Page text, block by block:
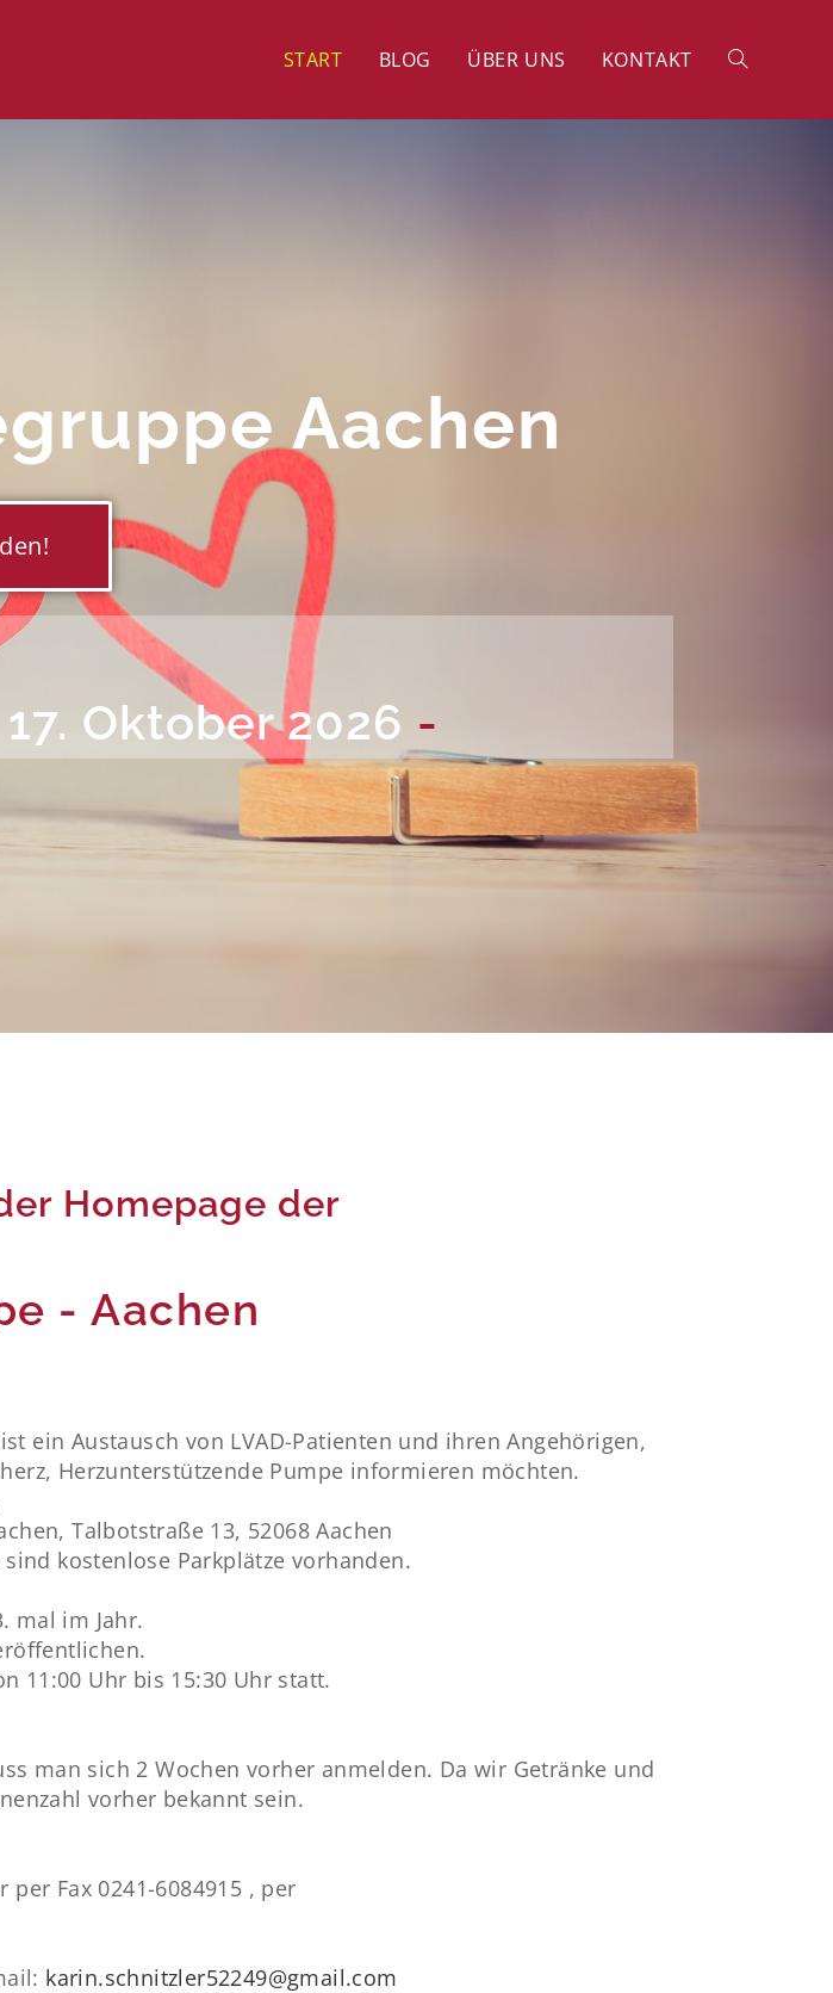
START BLOG ÜBER UNS KONTAKT
Aachen
17. Oktober 2026 -
Homepage der
- Aachen
ein Austausch von LVAD-Patienten und ihren Angehörigen,
Herzunterstützende Pumpe informieren möchten.
Talbotstraße 13, 52068 Aachen
kostenlose Parkplätze vorhanden.
mal im Jahr.
11:00 Uhr bis 15:30 Uhr statt.
man sich 2 Wochen vorher anmelden. Da wir Getränke und
vorher bekannt sein.
per Fax 0241-6084915 , per
karin.schnitzler52249@gmail.com